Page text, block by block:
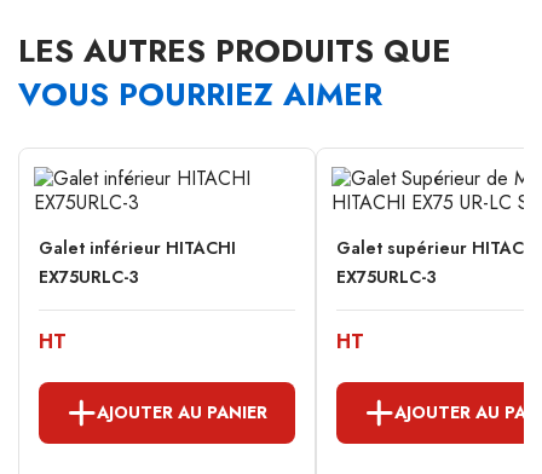
LES AUTRES PRODUITS QUE
VOUS POURRIEZ AIMER
Galet inférieur HITACHI
EX75URLC-3
HT
AJOUTER AU PANIER
Galet supérieur HITACHI
EX75URLC-3
HT
AJOUTER AU